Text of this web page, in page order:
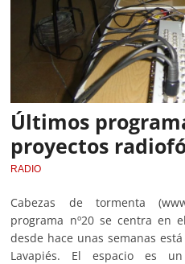
Últimos
proyectos
RADIO
Cabezas de tormenta
programa nº20 se centra en
desde hace unas semanas
Lavapiés. El espacio es